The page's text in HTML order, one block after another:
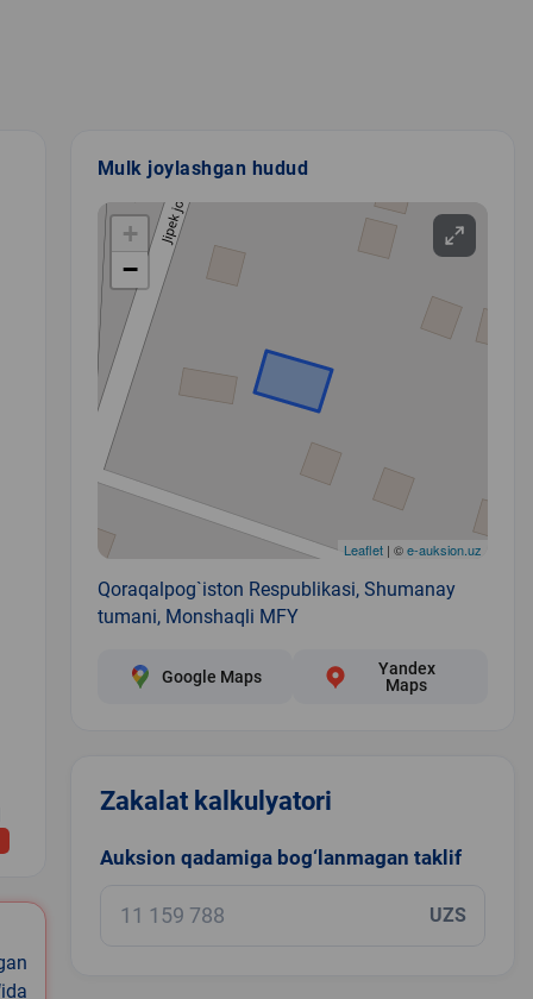
Mulk joylashgan hudud
+
−
Leaflet| ©e-auksion.uz
Qoraqalpog`iston Respublikasi, Shumanay
tumani, Monshaqli MFY
Google Maps
Yandex
Maps
Zakalat kalkulyatori
Auksion qadamiga bog‘lanmagan taklif
UZS